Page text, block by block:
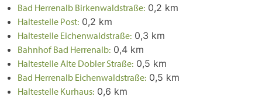
Bad Herrenalb Birkenwaldstraße: 0,2 km
Haltestelle Post: 0,2 km
Haltestelle Eichenwaldstraße: 0,3 km
Bahnhof Bad Herrenalb: 0,4 km
Haltestelle Alte Dobler Straße: 0,5 km
Bad Herrenalb Eichenwaldstraße: 0,5 km
Haltestelle Kurhaus: 0,6 km